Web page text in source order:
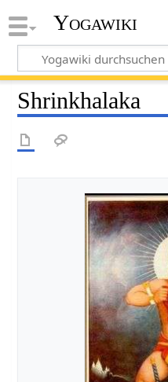
Yogawiki
Shrinkhalaka